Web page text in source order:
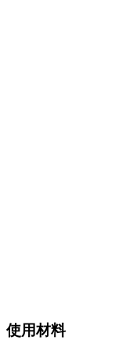
使用材料